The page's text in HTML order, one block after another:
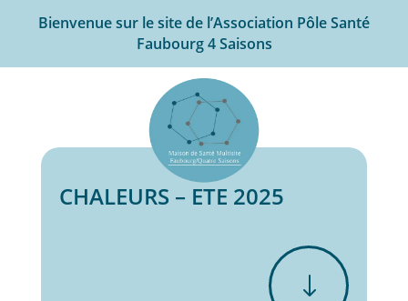
Bienvenue sur le site de l’Association Pôle Santé
Faubourg 4 Saisons
CHALEURS – ETE 2025
"